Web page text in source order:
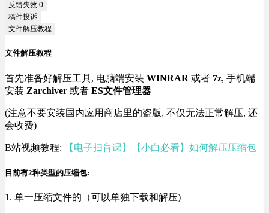
反馈失效 0
稿件投诉
文件解压教程
文件解压教程
首先准备好解压工具, 电脑端安装 WINRAR 或者 7z, 手机端
安装 Zarchiver 或者 ES文件管理器
(注意不要安装国内应用商店里的盗版, 不仅无法正常解压, 还
会收费)
B站视频教程: 【电子扫盲课】【小白必看】如何解压压缩包
目前有2种类型的压缩包:
1. 单一压缩文件的（可以单独下载和解压)